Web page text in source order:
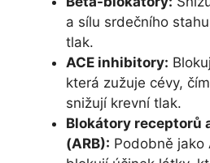
a sílu srdečního
tlak.
ACE inhibitory:
která zužuje cévy,
snižují krevní tlak.
Blokátory receptorů
(ARB): Podobně jako